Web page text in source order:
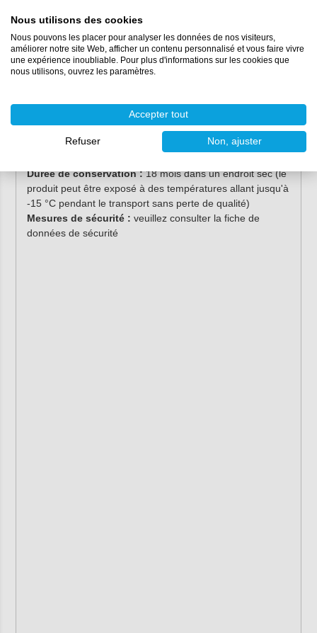
Caractéristiques
Contenance :310 ml
Couleur :blanc
Temps de formation de la peau (à 23 °C et 50 %
d'humidité relative) :10 minutes
Résistance à la température après durcissement :
Durée de conservation :18 mois dans un endroit sec (le
produit peut être exposé à des températures allant jusqu'à
-15 °C pendant le transport sans perte de qualité)
Mesures de sécurité : veuillez consulter la fiche de
données de sécurité
Nous utilisons des cookies
Nous pouvons les placer pour analyser les données de nos visiteurs,
améliorer notre site Web, afficher un contenu personnalisé et vous faire vivre
une expérience inoubliable. Pour plus d'informations sur les cookies que
nous utilisons, ouvrez les paramètres.
Accepter tout
Refuser Non, ajuster